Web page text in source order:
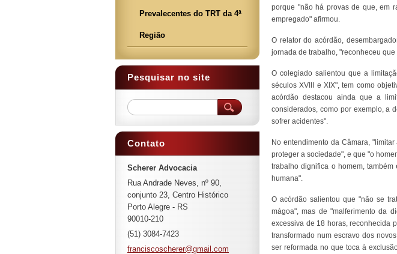
porque "não há provas de que, em
empregado" afirmou.
O relator do acórdão,
jornada de trabalho, "reconheceu
O colegiado salientou que a
séculos XVIII e XIX", tem como
acórdão destacou ainda que a
considerados, como por exemplo, a
sofrer acidentes".
No entendimento da Câmara,
proteger a sociedade", e que "o
trabalho dignifica o homem,
humana".
O acórdão salientou que "não se
mágoa", mas de "malferimento da
excessiva de 18 horas, reconhecida
transformado num escravo dos
ser reformada no que toca à
Prevalecentes do TRT da 4ª
Região
Pesquisar no site
Contato
Scherer Advocacia
Rua Andrade Neves, nº 90,
conjunto 23, Centro Histórico
Porto Alegre - RS
90010-210
(51) 3084-7423
franciscoscherer@gmail.com